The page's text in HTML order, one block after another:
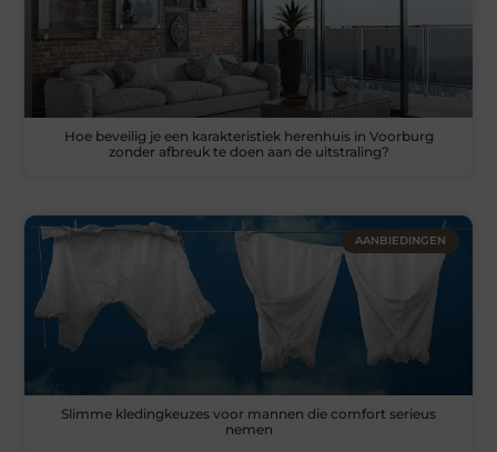
Hoe beveilig je een karakteristiek herenhuis in Voorburg
zonder afbreuk te doen aan de uitstraling?
AANBIEDINGEN
Slimme kledingkeuzes voor mannen die comfort serieus
nemen